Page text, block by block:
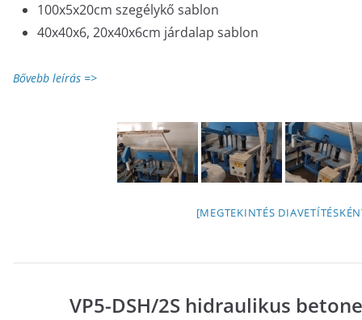
100x5x20cm szegélykő sablon
40x40x6, 20x40x6cm járdalap sablon
Bővebb leírás =>
[MEGTEKINTÉS
VP5-DSH/2S hidraulikus